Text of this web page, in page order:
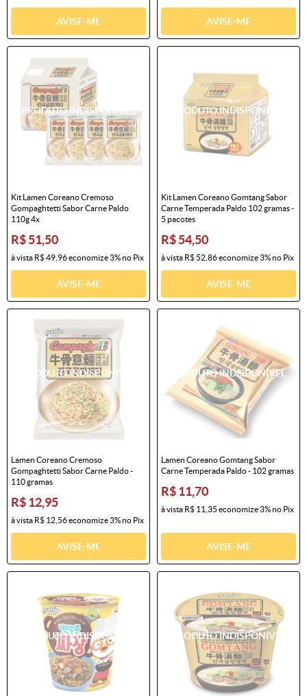
AVISE-ME AVISE-ME
Kit Lamen Coreano Cremoso
Gompaghtetti Sabor Carne Paldo
110g 4x
R$ 51,50
à vista R$ 49,96economize3%no Pix
AVISE-ME
Kit Lamen Coreano Gomtang Sabor
Carne Temperada Paldo 102 gramas -
5 pacotes
R$ 54,50
à vista R$ 52,86economize3%no Pix
AVISE-ME
Lamen Coreano Cremoso
Gompaghtetti Sabor Carne Paldo -
110 gramas
R$ 12,95
à vista R$ 12,56economize3%no Pix
AVISE-ME
Lamen Coreano Gomtang Sabor
Carne Temperada Paldo - 102 gramas
R$ 11,70
à vista R$ 11,35 economize3%no Pix
AVISE-ME